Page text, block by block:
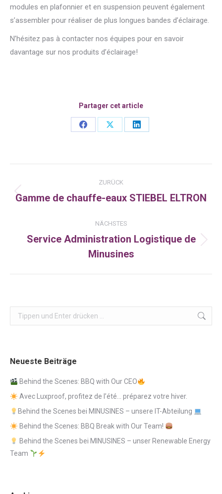
modules en plafonnier et en suspension peuvent également
s’assembler pour réaliser de plus longues bandes d’éclairage.
N’hésitez pas à contacter nos équipes pour en savoir
davantage sur nos produits d’éclairage!
Partager cet article
Share
Share
Share
Kommentarnavigation
ZURÜCK
Vorheriger
Gamme de chauffe-eaux STIEBEL ELTRON
NÄCHSTES
Nächster
Beitrag:
Service Administration Logistique de
Minusines
Search:
Neueste Beiträge
Behind the Scenes: BBQ with Our CEO
Avec Luxproof, profitez de l’été… préparez votre hiver.
Behind the Scenes bei MINUSINES – unsere IT-Abteilung
Behind the Scenes: BBQ Break with Our Team!
Behind the Scenes bei MINUSINES – unser Renewable Energy
Team